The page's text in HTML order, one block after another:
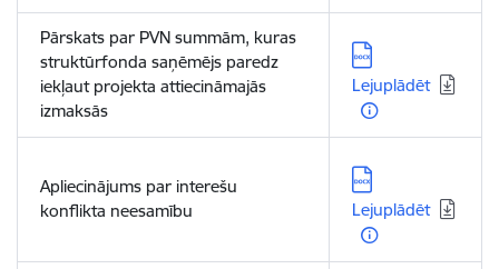
Pārskats par PVN summām, kuras
struktūrfonda saņēmējs paredz
iekļaut projekta attiecināmajās
izmaksās
Lejupielādēt:
Lejuplādēt
Apliecinājums par interešu
konflikta neesamību
Lejupielādēt:
Lejuplādēt